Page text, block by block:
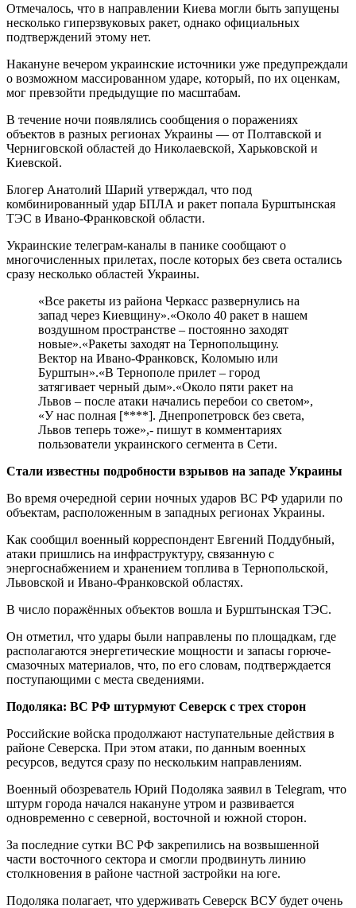
Отмечалось, что в направлении Киева могли быть запущены
несколько гиперзвуковых ракет, однако официальных
подтверждений этому нет.
Накануне вечером украинские источники уже предупреждали
о возможном массированном ударе, который, по их оценкам,
мог превзойти предыдущие по масштабам.
В течение ночи появлялись сообщения о поражениях
объектов в разных регионах Украины — от Полтавской и
Черниговской областей до Николаевской, Харьковской и
Киевской.
Блогер Анатолий Шарий утверждал, что под
комбинированный удар БПЛА и ракет попала Бурштынская
ТЭС в Ивано-Франковской области.
Украинские телеграм-каналы в панике сообщают о
многочисленных прилетах, после которых без света остались
сразу несколько областей Украины.
«Все ракеты из района Черкасс развернулись на
запад через Киевщину».«Около 40 ракет в нашем
воздушном пространстве – постоянно заходят
новые».«Ракеты заходят на Тернопольщину.
Вектор на Ивано-Франковск, Коломыю или
Бурштын».«В Тернополе прилет – город
затягивает черный дым».«Около пяти ракет на
Львов – после атаки начались перебои со светом»,
«У нас полная [****]. Днепропетровск без света,
Львов теперь тоже»,- пишут в комментариях
пользователи украинского сегмента в Сети.
Стали известны подробности взрывов на западе Украины
Во время очередной серии ночных ударов ВС РФ ударили по
объектам, расположенным в западных регионах Украины.
Как сообщил военный корреспондент Евгений Поддубный,
атаки пришлись на инфраструктуру, связанную с
энергоснабжением и хранением топлива в Тернопольской,
Львовской и Ивано-Франковской областях.
В число поражённых объектов вошла и Бурштынская ТЭС.
Он отметил, что удары были направлены по площадкам, где
располагаются энергетические мощности и запасы горюче-
смазочных материалов, что, по его словам, подтверждается
поступающими с места сведениями.
Подоляка: ВС РФ штурмуют Северск с трех сторон
Российские войска продолжают наступательные действия в
районе Северска. При этом атаки, по данным военных
ресурсов, ведутся сразу по нескольким направлениям.
Военный обозреватель Юрий Подоляка заявил в Telegram, что
штурм города начался накануне утром и развивается
одновременно с северной, восточной и южной сторон.
За последние сутки ВС РФ закрепились на возвышенной
части восточного сектора и смогли продвинуть линию
столкновения в районе частной застройки на юге.
Подоляка полагает, что удерживать Северск ВСУ будет очень